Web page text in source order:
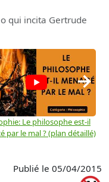
qui incita Gertrude
Le philosophe est-il
par le mal ? (plan détaillé)
→
Publié le 05/04/2015